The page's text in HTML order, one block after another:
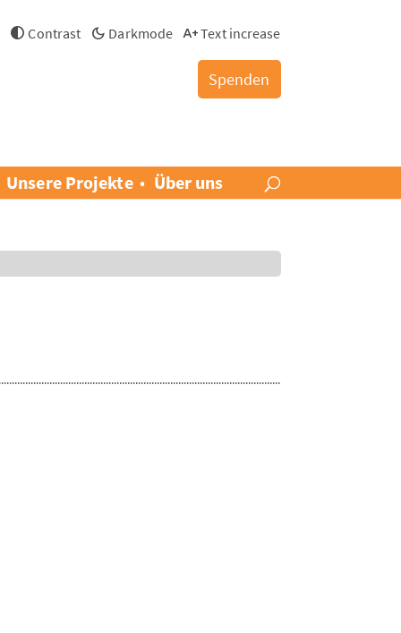
Contrast Darkmode Text increase
Spenden
Unsere Projekte Über uns